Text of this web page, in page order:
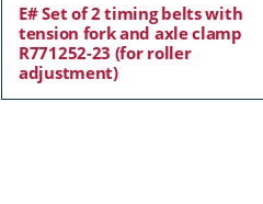
E# Set of 2 timing belts with
tension fork and axle clamp
R771252-23 (for roller
adjustment)